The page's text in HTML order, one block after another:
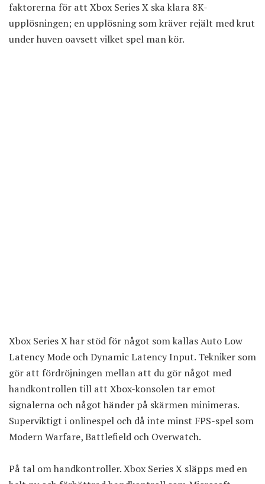
faktorerna för att Xbox Series X ska klara 8K-
upplösningen; en upplösning som kräver rejält med krut
under huven oavsett vilket spel man kör.
Xbox Series X har stöd för något som kallas Auto Low
Latency Mode och Dynamic Latency Input. Tekniker som
gör att fördröjningen mellan att du gör något med
handkontrollen till att Xbox-konsolen tar emot
signalerna och något händer på skärmen minimeras.
Superviktigt i onlinespel och då inte minst FPS-spel som
Modern Warfare, Battlefield och Overwatch.
På tal om handkontroller. Xbox Series X släpps med en